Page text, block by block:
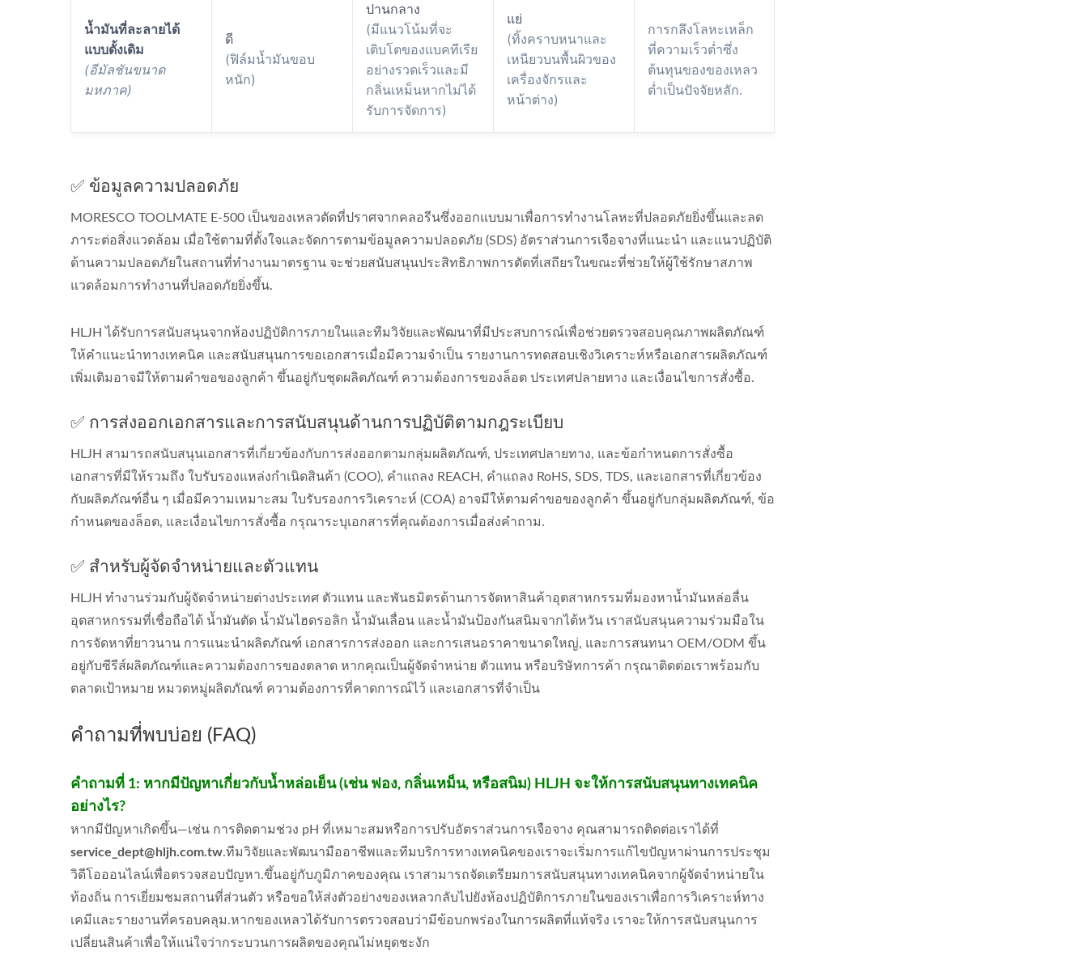
น้ำมันที่ละลายได้
แบบดั้งเดิม
(อีมัลชันขนาด
มหภาค)
ดี
(ฟิล์มน้ำมันขอบ
หนัก)
ปานกลาง
(มีแนวโน้มที่จะ
เติบโตของแบคทีเรีย
อย่างรวดเร็วและมี
กลิ่นเหม็นหากไม่ได้
รับการจัดการ)
แย่
(ทิ้งคราบหนาและ
เหนียวบนพื้นผิวของ
เครื่องจักรและ
หน้าต่าง)
การกลึงโลหะเหล็ก
ที่ความเร็วต่ำซึ่ง
ต้นทุนของของเหลว
ต่ำเป็นปัจจัยหลัก.
✅ ข้อมูลความปลอดภัย
MORESCO TOOLMATE E-500 เป็นของเหลวตัดที่ปราศจากคลอรีนซึ่งออกแบบมาเพื่อการทำงานโลหะที่ปลอดภัยยิ่งขึ้นและลด
ภาระต่อสิ่งแวดล้อม เมื่อใช้ตามที่ตั้งใจและจัดการตามข้อมูลความปลอดภัย (SDS) อัตราส่วนการเจือจางที่แนะนำ และแนวปฏิบัติ
ด้านความปลอดภัยในสถานที่ทำงานมาตรฐาน จะช่วยสนับสนุนประสิทธิภาพการตัดที่เสถียรในขณะที่ช่วยให้ผู้ใช้รักษาสภาพ
แวดล้อมการทำงานที่ปลอดภัยยิ่งขึ้น.
HLJH ได้รับการสนับสนุนจากห้องปฏิบัติการภายในและทีมวิจัยและพัฒนาที่มีประสบการณ์เพื่อช่วยตรวจสอบคุณภาพผลิตภัณฑ์
ให้คำแนะนำทางเทคนิค และสนับสนุนการขอเอกสารเมื่อมีความจำเป็น รายงานการทดสอบเชิงวิเคราะห์หรือเอกสารผลิตภัณฑ์
เพิ่มเติมอาจมีให้ตามคำขอของลูกค้า ขึ้นอยู่กับชุดผลิตภัณฑ์ ความต้องการของล็อต ประเทศปลายทาง และเงื่อนไขการสั่งซื้อ.
✅ การส่งออกเอกสารและการสนับสนุนด้านการปฏิบัติตามกฎระเบียบ
HLJH สามารถสนับสนุนเอกสารที่เกี่ยวข้องกับการส่งออกตามกลุ่มผลิตภัณฑ์, ประเทศปลายทาง, และข้อกำหนดการสั่งซื้อ
เอกสารที่มีให้รวมถึง ใบรับรองแหล่งกำเนิดสินค้า (COO), คำแถลง REACH, คำแถลง RoHS, SDS, TDS, และเอกสารที่เกี่ยวข้อง
กับผลิตภัณฑ์อื่น ๆ เมื่อมีความเหมาะสม ใบรับรองการวิเคราะห์ (COA) อาจมีให้ตามคำขอของลูกค้า ขึ้นอยู่กับกลุ่มผลิตภัณฑ์, ข้อ
กำหนดของล็อต, และเงื่อนไขการสั่งซื้อ กรุณาระบุเอกสารที่คุณต้องการเมื่อส่งคำถาม.
✅ สำหรับผู้จัดจำหน่ายและตัวแทน
HLJH ทำงานร่วมกับผู้จัดจำหน่ายต่างประเทศ ตัวแทน และพันธมิตรด้านการจัดหาสินค้าอุตสาหกรรมที่มองหาน้ำมันหล่อลื่น
อุตสาหกรรมที่เชื่อถือได้ น้ำมันตัด น้ำมันไฮดรอลิก น้ำมันเลื่อน และน้ำมันป้องกันสนิมจากไต้หวัน เราสนับสนุนความร่วมมือใน
การจัดหาที่ยาวนาน การแนะนำผลิตภัณฑ์ เอกสารการส่งออก และการเสนอราคาขนาดใหญ่, และการสนทนา OEM/ODM ขึ้น
อยู่กับซีรีส์ผลิตภัณฑ์และความต้องการของตลาด หากคุณเป็นผู้จัดจำหน่าย ตัวแทน หรือบริษัทการค้า กรุณาติดต่อเราพร้อมกับ
ตลาดเป้าหมาย หมวดหมู่ผลิตภัณฑ์ ความต้องการที่คาดการณ์ไว้ และเอกสารที่จำเป็น
คำถามที่พบบ่อย (FAQ)
คำถามที่ 1: หากมีปัญหาเกี่ยวกับน้ำหล่อเย็น (เช่น ฟอง, กลิ่นเหม็น, หรือสนิม) HLJH จะให้การสนับสนุนทางเทคนิค
อย่างไร?
หากมีปัญหาเกิดขึ้น—เช่น การติดตามช่วง pH ที่เหมาะสมหรือการปรับอัตราส่วนการเจือจาง คุณสามารถติดต่อเราได้ที่
service_dept@hljh.com.tw.ทีมวิจัยและพัฒนามืออาชีพและทีมบริการทางเทคนิคของเราจะเริ่มการแก้ไขปัญหาผ่านการประชุม
วิดีโอออนไลน์เพื่อตรวจสอบปัญหา.ขึ้นอยู่กับภูมิภาคของคุณ เราสามารถจัดเตรียมการสนับสนุนทางเทคนิคจากผู้จัดจำหน่ายใน
ท้องถิ่น การเยี่ยมชมสถานที่ส่วนตัว หรือขอให้ส่งตัวอย่างของเหลวกลับไปยังห้องปฏิบัติการภายในของเราเพื่อการวิเคราะห์ทาง
เคมีและรายงานที่ครอบคลุม.หากของเหลวได้รับการตรวจสอบว่ามีข้อบกพร่องในการผลิตที่แท้จริง เราจะให้การสนับสนุนการ
เปลี่ยนสินค้าเพื่อให้แน่ใจว่ากระบวนการผลิตของคุณไม่หยุดชะงัก